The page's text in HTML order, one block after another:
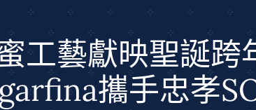
工藝獻映聖誕跨
攜手忠孝